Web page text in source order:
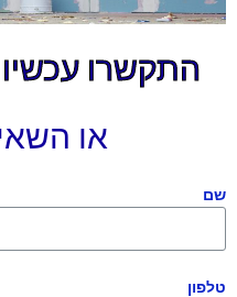
התקשרו עכשיו - 050-
או
שם
טלפון